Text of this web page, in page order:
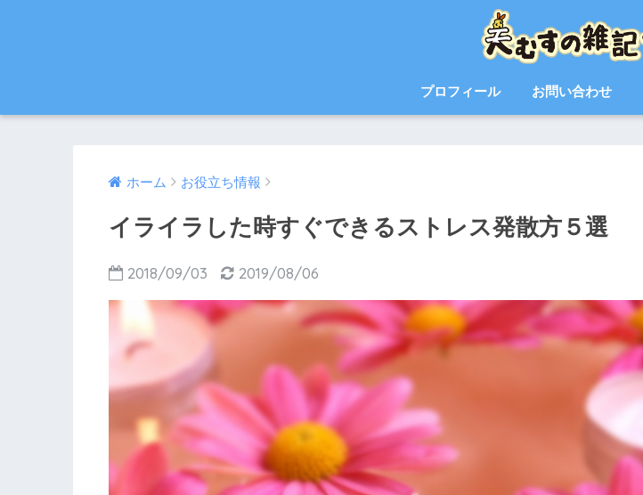
プロフィール お問い合わせ
ホーム お役立ち情報
イライラした時すぐできるストレス発散方５選
2018/09/03 2019/08/06